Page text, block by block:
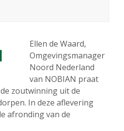
Ellen de Waard,
Omgevingsmanager
Noord Nederland
van NOBIAN praat
zoutwinning uit de
In deze aflevering
afronding van de